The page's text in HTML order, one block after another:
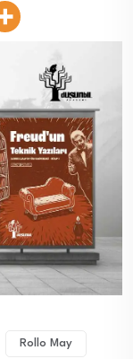
Rollo May